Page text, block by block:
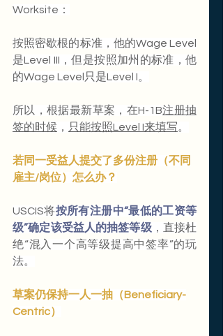
Worksite：
按照密歇根的标准，他的Wage Level
是Level III，但是按照加州的标准，他
的Wage Level只是Level I。
所以，根据最新草案，在H-1B注册抽
签的时候 ， 只能按照Level I来填写。
若同一受益人提交了多份注册（不同
雇主/岗位）怎么办？
USCIS将按所有注册中“最低的工资等
级”确定该受益人的抽签等级，直接杜
绝“混入一个高等级提高中签率”的玩
法。
草案仍保持一人一抽（Beneficiary-
Centric）